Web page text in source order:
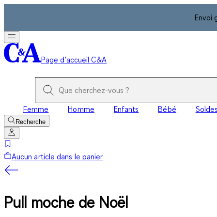
Envoi
Page d’accueil C&A
Femme Homme Enfants Bébé Soldes
Recherche
Aucun article dans le panier
Pull moche de Noël